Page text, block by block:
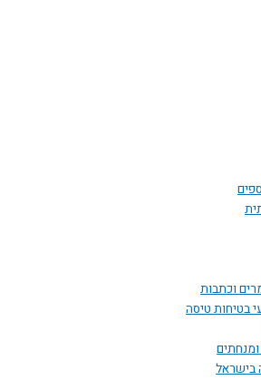
וכתבות
בטיחות טיסה
בישראל